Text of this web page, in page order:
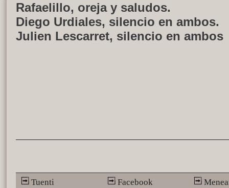
Rafaelillo, oreja y saludos.
Diego Urdiales, silencio en ambos.
Julien Lescarret, silencio en ambos
Tuenti Facebook